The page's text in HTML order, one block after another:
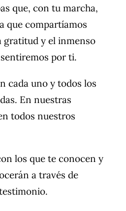
que, con tu marcha,
que compartíamos
gratitud y el inmenso
por ti.
cada uno y todos los
En nuestras
todos nuestros
los que te conocen y
a través de